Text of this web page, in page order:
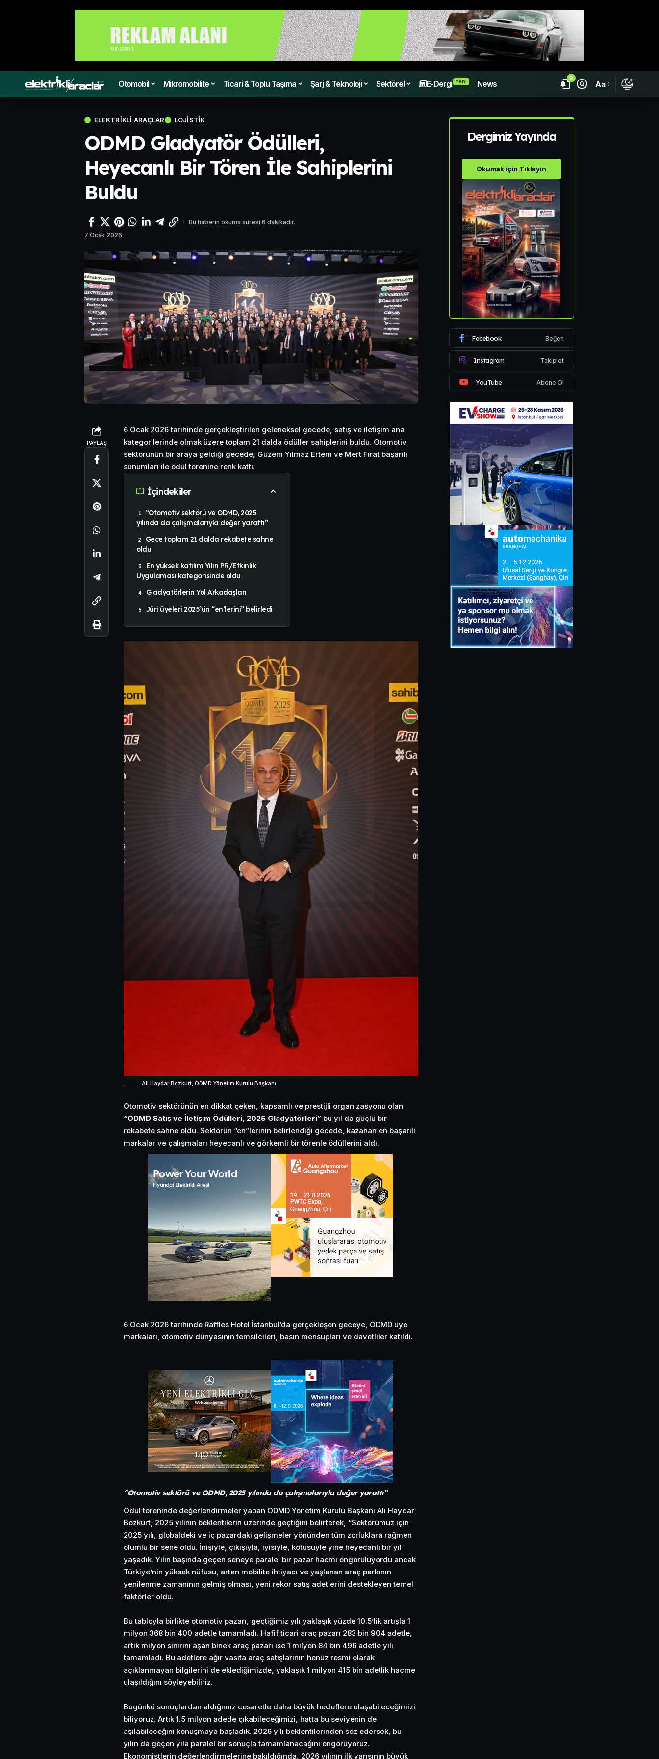
Otomobil Mikromobilite Ticari & Toplu Taşıma Şarj & Teknoloji Sektörel E-Dergi Yeni News
9
Aa
ELEKTRIKLI ARAÇLAR LOJISTIK
ODMD Gladyatör Ödülleri,
Heyecanlı Bir Tören İle Sahiplerini
Buldu
7 Ocak 2026
Bu haberin okuma süresi 6 dakikadır.
PAYLAŞ
6 Ocak 2026 tarihinde gerçekleştirilen geleneksel gecede, satış ve iletişim ana
kategorilerinde olmak üzere toplam 21 dalda ödüller sahiplerini buldu. Otomotiv
sektörünün bir araya geldiği gecede, Güzem Yılmaz Ertem ve Mert Fırat başarılı
sunumları ile ödül törenine renk kattı.
İçindekiler
“Otomotiv sektörü ve ODMD, 2025
yılında da çalışmalarıyla değer yarattı”
Gece toplam 21 dalda rekabete sahne
oldu
En yüksek katılım Yılın PR/Etkinlik
Uygulaması kategorisinde oldu
Gladyatörlerin Yol Arkadaşları
Jüri üyeleri 2025’ün “en’lerini” belirledi
Ali Haydar Bozkurt, ODMD Yönetim Kurulu Başkanı
Otomotiv sektörünün en dikkat çeken, kapsamlı ve prestijli organizasyonu olan
“ODMD Satış ve İletişim Ödülleri, 2025 Gladyatörleri” bu yıl da güçlü bir
rekabete sahne oldu. Sektörün “en”lerinin belirlendiği gecede, kazanan en başarılı
markalar ve çalışmaları heyecanlı ve görkemli bir törenle ödüllerini aldı.
6 Ocak 2026 tarihinde Raffles Hotel İstanbul’da gerçekleşen geceye, ODMD üye
markaları, otomotiv dünyasının temsilcileri, basın mensupları ve davetliler katıldı.
“Otomotiv sektörü ve ODMD, 2025 yılında da çalışmalarıyla değer yarattı”
Ödül töreninde değerlendirmeler yapan ODMD Yönetim Kurulu Başkanı Ali Haydar
Bozkurt, 2025 yılının beklentilerin üzerinde geçtiğini belirterek, “Sektörümüz için
2025 yılı, globaldeki ve iç pazardaki gelişmeler yönünden tüm zorluklara rağmen
olumlu bir sene oldu. İnişiyle, çıkışıyla, iyisiyle, kötüsüyle yine heyecanlı bir yıl
yaşadık. Yılın başında geçen seneye paralel bir pazar hacmi öngörülüyordu ancak
Türkiye’nin yüksek nüfusu, artan mobilite ihtiyacı ve yaşlanan araç parkının
yenilenme zamanının gelmiş olması, yeni rekor satış adetlerini destekleyen temel
faktörler oldu.
Bu tabloyla birlikte otomotiv pazarı, geçtiğimiz yılı yaklaşık yüzde 10.5’lik artışla 1
milyon 368 bin 400 adetle tamamladı. Hafif ticari araç pazarı 283 bin 904 adetle,
artık milyon sınırını aşan binek araç pazarı ise 1 milyon 84 bin 496 adetle yılı
tamamladı. Bu adetlere ağır vasıta araç satışlarının henüz resmi olarak
açıklanmayan bilgilerini de eklediğimizde, yaklaşık 1 milyon 415 bin adetlik hacme
ulaşıldığını söyleyebiliriz.
Bugünkü sonuçlardan aldığımız cesaretle daha büyük hedeflere ulaşabileceğimizi
biliyoruz. Artık 1.5 milyon adede çıkabileceğimizi, hatta bu seviyenin de
aşılabileceğini konuşmaya başladık. 2026 yılı beklentilerinden söz edersek, bu
yılın da geçen yıla paralel bir sonuçla tamamlanacağını öngörüyoruz.
Ekonomistlerin değerlendirmelerine bakıldığında, 2026 yılının ilk yarısının büyük
Dergimiz Yayında
Okumak için Tıklayın
Facebook Beğen
Instagram Takip et
YouTube Abone Ol